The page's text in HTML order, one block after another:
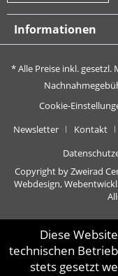
Informationen
* Alle Preise inkl. gesetzl.
Cookie-
Newsletter
Kontakt
Copyright by Zweirad
Webdesign,
Diese
technischen
stets gesetzt